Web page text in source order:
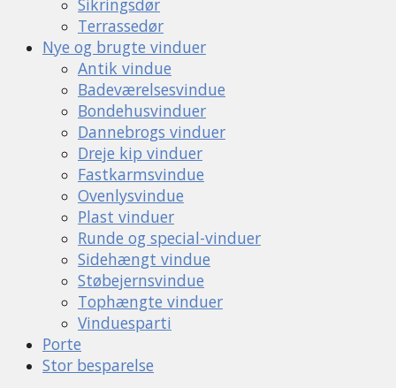
Terrassedør
Nye og brugte vinduer
Antik vindue
Badeværelsesvindue
Bondehusvinduer
Dannebrogs vinduer
Dreje kip vinduer
Fastkarmsvindue
Ovenlysvindue
Plast vinduer
Runde og special-vinduer
Sidehængt vindue
Støbejernsvindue
Tophængte vinduer
Vinduesparti
Porte
Stor besparelse